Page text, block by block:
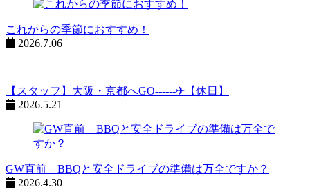
これからの季節におすすめ！
2026.7.06
【スタッフ】大阪・京都へGO------✈【休日】
2026.5.21
GW直前 BBQと安全ドライブの準備は万全ですか？
2026.4.30